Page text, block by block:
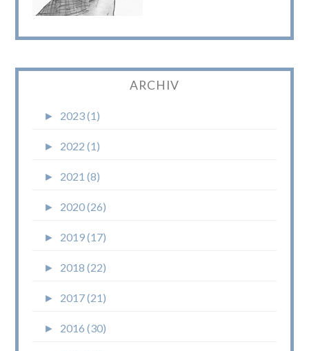
ARCHIV
► 2023 (1)
► 2022 (1)
► 2021 (8)
► 2020 (26)
► 2019 (17)
► 2018 (22)
► 2017 (21)
► 2016 (30)